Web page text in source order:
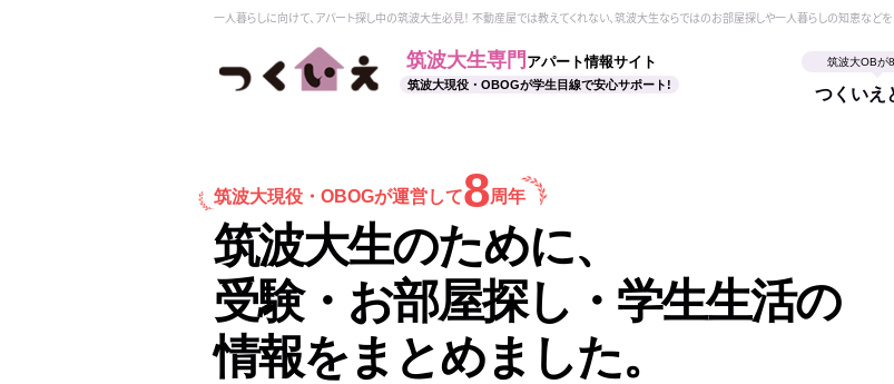
一人暮らしに向けて、アパート探し中の筑波大生必見！ 不動産屋では教えてくれない、筑波大生ならではのお部屋探しや一人暮らしの知恵などを
筑波大生専門 アパート情報サイト
筑波大現役・OBOGが学生目線で安心サポート!
筑波大OBが
つくいえ
筑波大現役・ OBOGが運営して8周年
筑波大生のために、
受験・お部屋探し・学生生活の
情報をまとめました。